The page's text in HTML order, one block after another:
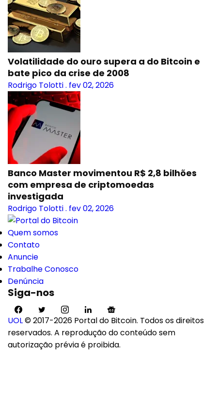
Volatilidade do ouro supera a do Bitcoin e
bate pico da crise de 2008
Rodrigo Tolotti. fev 02, 2026
Banco Master movimentou R$ 2,8 bilhões
com empresa de criptomoedas
investigada
Rodrigo Tolotti. fev 02, 2026
Quem somos
Contato
Anuncie
Trabalhe Conosco
Denúncia
Siga-nos
UOL© 2017-2026 Portal do Bitcoin. Todos os direitos
reservados. A reprodução do conteúdo sem
autorização prévia é proibida.